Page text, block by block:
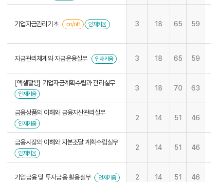
기업자금관리기초 on/off 인재키움 3 18 65 59
자금관리체계와 자금운용실무 인재키움 3 18 65 59
[엑셀활용] 기업자금계획수립과 관리실무
인재키움
3 18 70 63
금융상품의 이해와 금융자산관리실무
인재키움
2 14 51 46
금융시장의 이해와 자본조달 계획수립실무
인재키움
2 14 51 46
기업금융 및 투자금융 활용실무 인재키움 2 14 51 46